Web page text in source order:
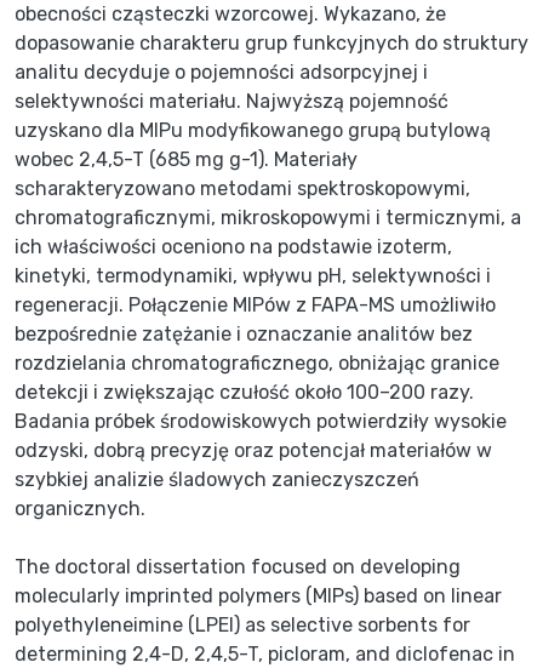
obecności cząsteczki wzorcowej. Wykazano, że
dopasowanie charakteru grup funkcyjnych do struktury
analitu decyduje o pojemności adsorpcyjnej i
selektywności materiału. Najwyższą pojemność
uzyskano dla MIPu modyfikowanego grupą butylową
wobec 2,4,5-T (685 mg g-1). Materiały
scharakteryzowano metodami spektroskopowymi,
chromatograficznymi, mikroskopowymi i termicznymi, a
ich właściwości oceniono na podstawie izoterm,
kinetyki, termodynamiki, wpływu pH, selektywności i
regeneracji. Połączenie MIPów z FAPA-MS umożliwiło
bezpośrednie zatężanie i oznaczanie analitów bez
rozdzielania chromatograficznego, obniżając granice
detekcji i zwiększając czułość około 100–200 razy.
Badania próbek środowiskowych potwierdziły wysokie
odzyski, dobrą precyzję oraz potencjał materiałów w
szybkiej analizie śladowych zanieczyszczeń
organicznych.
The doctoral dissertation focused on developing
molecularly imprinted polymers (MIPs) based on linear
polyethyleneimine (LPEI) as selective sorbents for
determining 2,4-D, 2,4,5-T, picloram, and diclofenac in